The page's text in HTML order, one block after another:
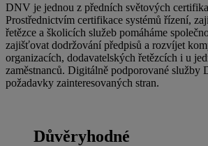
DNV je jednou z předních světových
Prostřednictvím certifikace systémů řízení,
řetězce a školicích služeb pomáháme
zajišťovat dodržování předpisů a rozvíjet
organizacích, dodavatelských řetězcích i u
zaměstnanců. Digitálně podporované služby
požadavky zainteresovaných stran.
Důvěryhodné